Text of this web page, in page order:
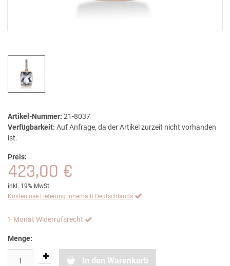
Artikel-Nummer: 21-8037
Verfügbarkeit: Auf Anfrage, da der Artikel zurzeit nicht vorhanden
ist.
Preis:
423,00 €
inkl. 19% MwSt.
Kostenlose Lieferung innerhalb Deutschlands
1 Monat Widerrufsrecht
Menge:
In den Warenkorb